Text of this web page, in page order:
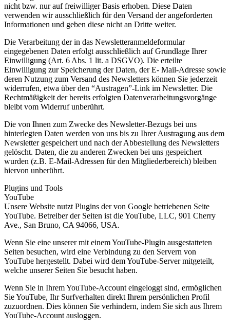
nicht bzw. nur auf freiwilliger Basis erhoben. Diese Daten
verwenden wir ausschließlich für den Versand der angeforderten
Informationen und geben diese nicht an Dritte weiter.
Die Verarbeitung der in das Newsletteranmeldeformular
eingegebenen Daten erfolgt ausschließlich auf Grundlage Ihrer
Einwilligung (Art. 6 Abs. 1 lit. a DSGVO). Die erteilte
Einwilligung zur Speicherung der Daten, der E- Mail-Adresse sowie
deren Nutzung zum Versand des Newsletters können Sie jederzeit
widerrufen, etwa über den “Austragen”-Link im Newsletter. Die
Rechtmäßigkeit der bereits erfolgten Datenverarbeitungsvorgänge
bleibt vom Widerruf unberührt.
Die von Ihnen zum Zwecke des Newsletter-Bezugs bei uns
hinterlegten Daten werden von uns bis zu Ihrer Austragung aus dem
Newsletter gespeichert und nach der Abbestellung des Newsletters
gelöscht. Daten, die zu anderen Zwecken bei uns gespeichert
wurden (z.B. E-Mail-Adressen für den Mitgliederbereich) bleiben
hiervon unberührt.
Plugins und Tools
YouTube
Unsere Website nutzt Plugins der von Google betriebenen Seite
YouTube. Betreiber der Seiten ist die YouTube, LLC, 901 Cherry
Ave., San Bruno, CA 94066, USA.
Wenn Sie eine unserer mit einem YouTube-Plugin ausgestatteten
Seiten besuchen, wird eine Verbindung zu den Servern von
YouTube hergestellt. Dabei wird dem YouTube-Server mitgeteilt,
welche unserer Seiten Sie besucht haben.
Wenn Sie in Ihrem YouTube-Account eingeloggt sind, ermöglichen
Sie YouTube, Ihr Surfverhalten direkt Ihrem persönlichen Profil
zuzuordnen. Dies können Sie verhindern, indem Sie sich aus Ihrem
YouTube-Account ausloggen.